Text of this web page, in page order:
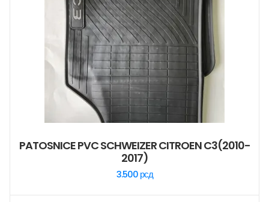
PATOSNICE PVC SCHWEIZER CITROEN C3(2010-
2017)
3.500 рсд